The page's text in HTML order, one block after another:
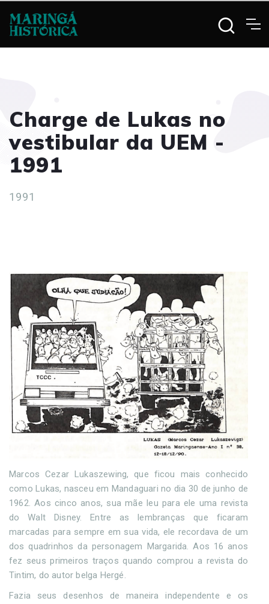
Charge de Lukas no
vestibular da UEM -
1991
1991
Marcos Cezar Lukaszewing, que ficou mais conhecido
como Lukas, nasceu em Mandaguari no dia 30 de junho de
1962. Aos cinco anos, sua mãe leu para ele uma revista
do Walt Disney. Entre as lembranças que ficaram
marcadas para sempre em sua vida, ele recordava de um
dos quadrinhos da personagem Margarida. Aos 16 anos
fez seus primeiros traços quando comprou a revista do
Tintim, do autor belga Hergé.
Fazia seus desenhos de maneira independente e os